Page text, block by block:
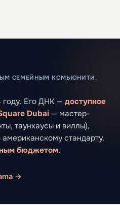
СЕМЕЙНЫМ КОМЬЮНИТИ.
году. Его ДНК — доступное
Dubai — мастер-
таунхаусы и виллы),
стандарту.
бюджетом.
→